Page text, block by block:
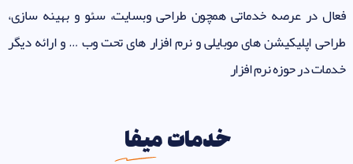
فعال در عرصه خدماتی همچون طراحی وبسایت، سئو و بهینه سازی،
طراحی اپلیکیشن های موبایلی و نرم افزار های تحت وب … و ارائه دیگر
خدمات در حوزه نرم افزار
خدماتمیفا